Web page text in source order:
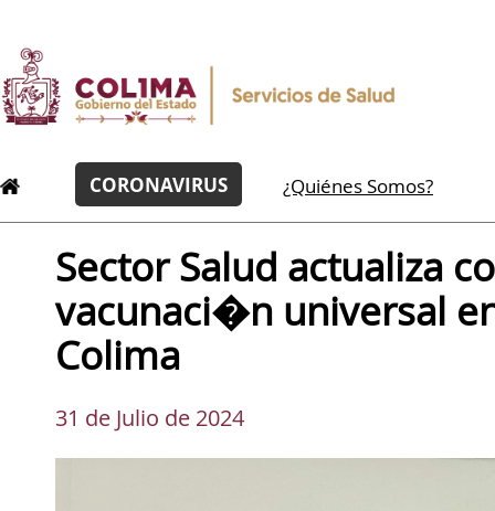
CORONAVIRUS ¿Quiénes Somos?
Sector Salud actualiza
vacunaci�n universal
Colima
31 de Julio de 2024